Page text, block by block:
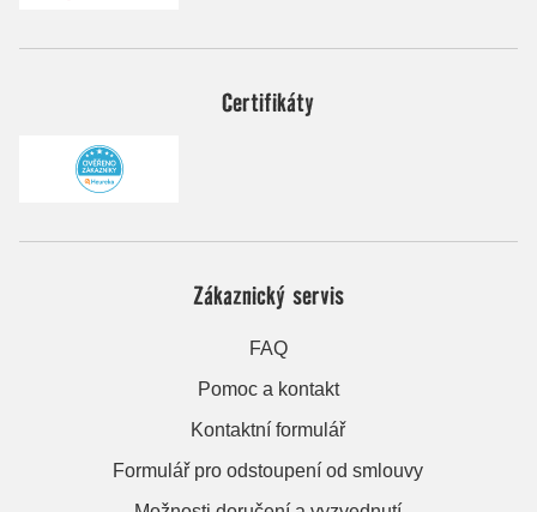
Certifikáty
Zákaznický servis
FAQ
Pomoc a kontakt
Kontaktní formulář
Formulář pro odstoupení od smlouvy